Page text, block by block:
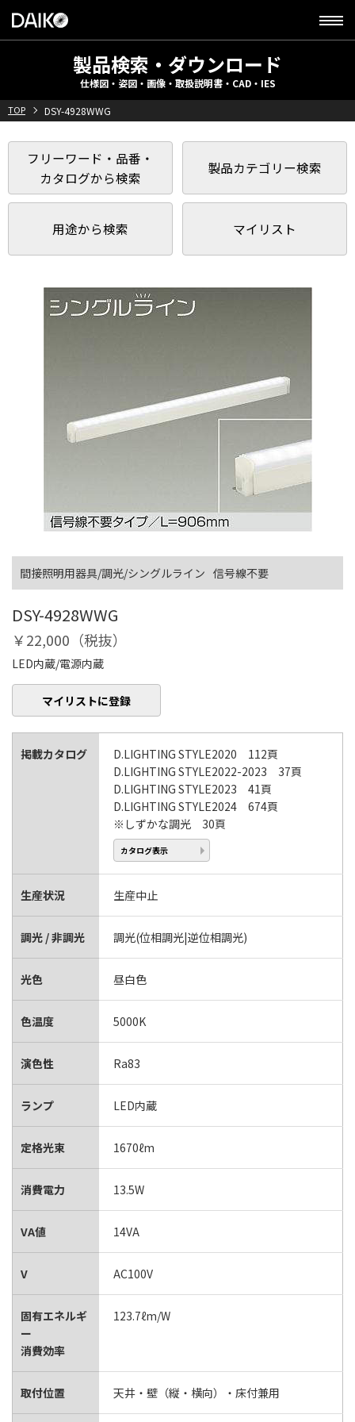
製品検索・ダウンロード
仕様図・姿図・画像・取扱説明書・CAD・IES
TOP DSY-4928WWG
フリーワード・品番・
カタログから検索
製品カテゴリー検索
用途から検索 マイリスト
間接照明用器具/調光/シングルライン 信号線不要
DSY-4928WWG
￥22,000（税抜）
LED内蔵/電源内蔵
マイリストに登録
掲載カタログ
D.LIGHTING STYLE2020 112頁
D.LIGHTING STYLE2022-2023 37頁
D.LIGHTING STYLE2023 41頁
D.LIGHTING STYLE2024 674頁
※しずかな調光 30頁
カタログ表示
生産状況 生産中止
調光 / 非調光 調光(位相調光|逆位相調光)
光色 昼白色
色温度 5000K
演色性 Ra83
ランプ LED内蔵
定格光束 1670ℓm
消費電力 13.5W
VA値 14VA
V AC100V
固有エネルギ
ー
消費効率
123.7ℓm/W
取付位置 天井・壁（縦・横向）・床付兼用